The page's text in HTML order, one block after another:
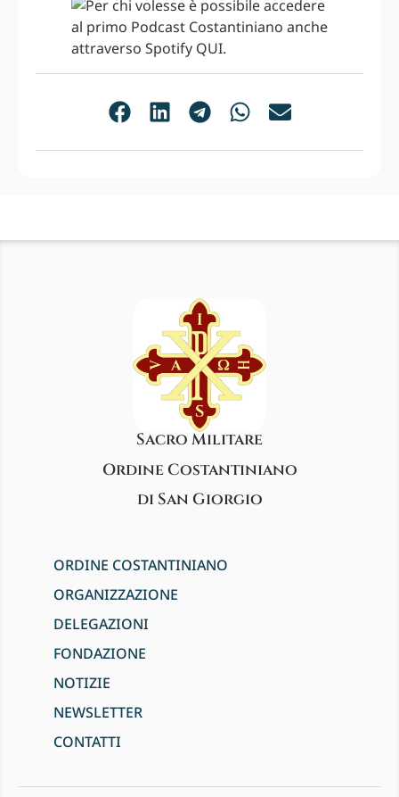
Sacro Militare
Ordine Costantiniano
di San Giorgio
ORDINE COSTANTINIANO
ORGANIZZAZIONE
DELEGAZIONI
FONDAZIONE
NOTIZIE
NEWSLETTER
CONTATTI